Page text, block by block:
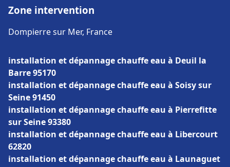
Zone intervention
Dompierre sur Mer, France
installation et dépannage chauffe eau à Deuil la
Barre 95170
installation et dépannage chauffe eau à Soisy sur
Seine 91450
installation et dépannage chauffe eau à Pierrefitte
sur Seine 93380
installation et dépannage chauffe eau à Libercourt
62820
installation et dépannage chauffe eau à Launaguet